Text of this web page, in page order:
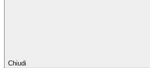
Chiudi